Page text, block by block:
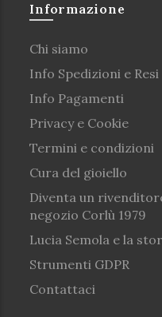
Informazione
Chi siamo
Info Spedizioni e Resi
Info Pagamenti
Privacy e Cookie
Termini e condizioni
Cura del gioiello
Diventa un
negozio Corlù 1979
Lucia Semola e la
Strumenti GDPR
Contattaci